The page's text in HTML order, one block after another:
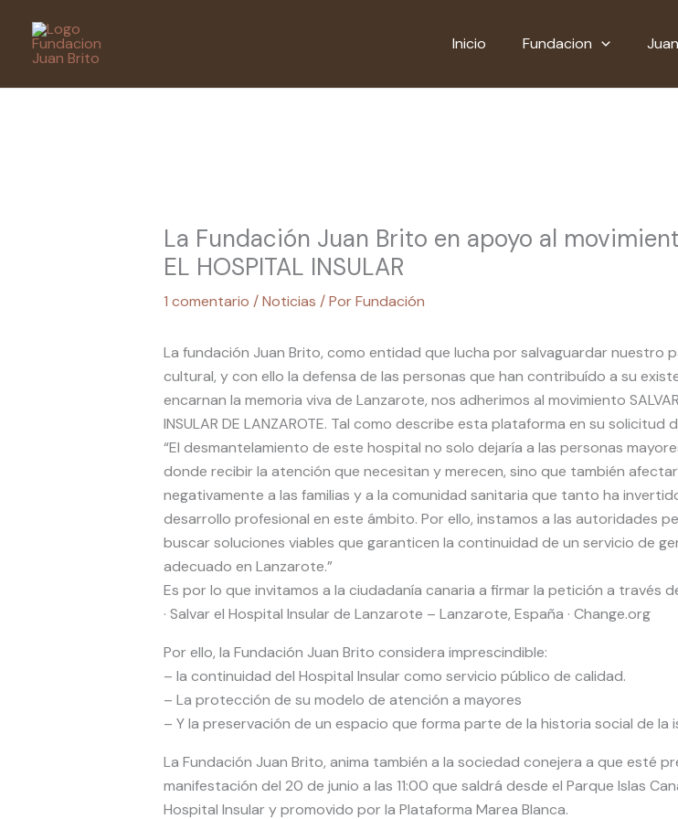
contenido
Inicio Fundacion
La Fundación Juan Brito en apoyo al
EL HOSPITAL INSULAR
1 comentario /Noticias / PorFundación
L​a fundación Juan Brito, como entidad que lucha por ​salvaguardar nuestro
cultural, ​y​ con ello la defensa de ​las personas que han contribuído a su
encarnan la memoria viva de Lanzarote, nos adherimos al movimiento SALVAR
INSULAR DE LANZAROTE​. ​​Tal como describe esta plataforma en su solicitud
“El desmantelamiento de este hospital no solo dejaría a las personas
donde recibir la atención que necesitan y merecen, sino que también
negativamente a las familias y a la comunidad sanitaria que tanto ha
desarrollo profesional en este ámbito. Por ello, instamos a las autoridades
buscar soluciones viables que garanticen la continuidad de un servicio de
adecuado en Lanzarote.”
Es por lo que invitamos a la ciudadanía canaria a firmar la petición a través
· Salvar el Hospital Insular de Lanzarote – Lanzarote, España · Change.org
Por ello, la Fundación Juan Brito considera imprescindible:
– la continuidad del Hospital Insular como servicio público de calidad.
– La protección de su modelo de atención a mayores
– Y la preservación de un espacio que forma parte de la historia social de la
La Fundación Juan Brito, anima también a la sociedad conejera a que esté
manifestación del 20 de junio a las 11:00 que saldrá desde el Parque Islas
Hospital Insular y promovido por la Plataforma Marea Blanca.